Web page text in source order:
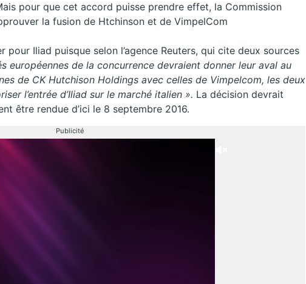
pour que cet accord puisse prendre effet, la Commission
la fusion de Htchinson et de VimpelCom
pour Iliad puisque selon l’agence Reuters, qui cite deux sources
européennes de la concurrence devraient donner leur aval au
de CK Hutchison Holdings avec celles de Vimpelcom, les deux
l’entrée d’Iliad sur le marché italien ». La décision devrait
être rendue d’ici le 8 septembre 2016.
Publicité